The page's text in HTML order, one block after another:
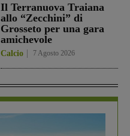
Il Terranuova Traiana
allo “Zecchini” di
Grosseto per una gara
amichevole
Calcio 7 Agosto 2026